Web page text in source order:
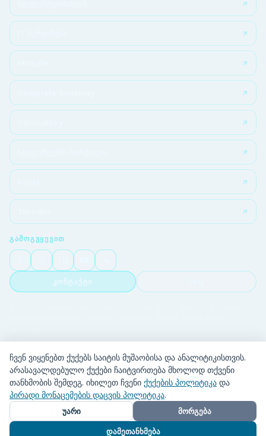
ᲒᲐᲛᲝᲒᲕᲧᲔᲕᲘᲗ
კონტაქტი
ჩვენ ვიყენებთ ქუქებს საიტის მუშაობისა და ანალიტიკისთვის.
არასავალდებულო ქუქები ჩაიტვირთება მხოლოდ თქვენი
თანხმობის შემდეგ. იხილეთ ჩვენი ქუქების პოლიტიკა და
პირადი მონაცემების დაცვის პოლიტიკა.
უარი მორგება
დამეთანხმება